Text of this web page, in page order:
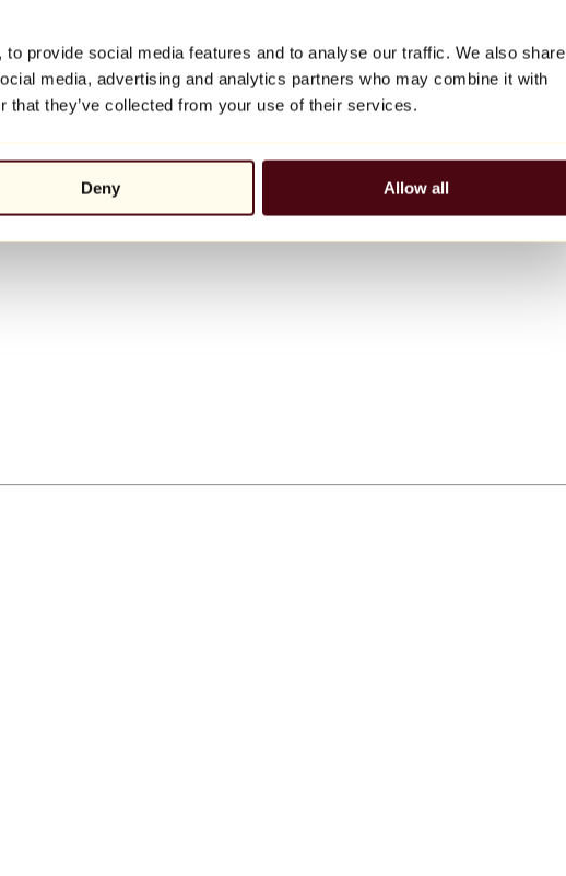
provide social media features and to analyse our traffic. We also share
media, advertising and analytics partners who may combine it with
that they’ve collected from your use of their services.
Deny Allow all